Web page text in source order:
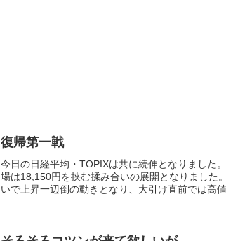
復帰第一戦
今日の日経平均・TOPIXは共に続伸となりまし
場は18,150円を挟む揉み合いの展開となりまし
いで上昇一辺倒の動きとなり、大引け直前では高